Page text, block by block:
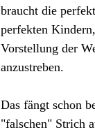
braucht die
perfekten
Vorstellung der
anzustreben.
Das fängt schon
"falschen" Strich